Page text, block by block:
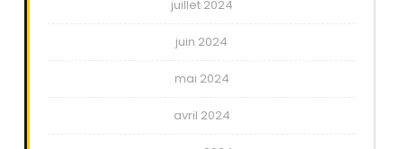
juillet 2024
juin 2024
mai 2024
avril 2024